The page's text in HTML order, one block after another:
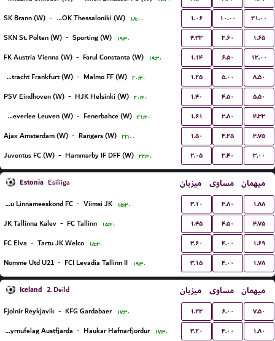
SK Brann (W) - FC PAOK Thessaloniki (W) ۱۸:۰۰ ۱.۰۶ ۱۰.۰۰ ۲۱.۰۰
SKN St. Polten (W) - Sporting (W) ۱۹:۳۰ ۴.۳۳ ۳.۶۰ ۱.۶۵
FK Austria Vienna (W) - Farul Constanta (W) ۱۹:۳۰ ۱.۱۴ ۶.۵۰ ۱۲.۰۰
Eintracht Frankfurt (W) - Malmo FF (W) ۲۰:۳۰ ۱.۲۵ ۵.۰۰ ۸.۵۰
PSV Eindhoven (W) - HJK Helsinki (W) ۲۰:۳۰ ۱.۴۰ ۴.۵۰ ۵.۵۰
Oud-Heverlee Leuven (W) - Fenerbahce (W) ۲۱:۳۰ ۱.۶۱ ۳.۸۰ ۴.۳۳
Ajax Amsterdam (W) - Rangers (W) ۲۲:۰۰ ۱.۵۰ ۴.۲۵ ۴.۷۵
Juventus FC (W) - Hammarby IF DFF (W) ۲۲:۳۰ ۲.۰۵ ۳.۴۰ ۳.۰۰
Estonia Esiliiga میزبان مساوی میهمان
Maardu Linnameeskond FC - Viimsi JK ۱۵:۳۰ ۳.۱۰ ۳.۸۰ ۱.۸۸
JK Tallinna Kalev - FC Tallinn ۱۵:۳۰ ۱.۴۵ ۴.۵۰ ۴.۷۵
FC Elva - Tartu JK Welco ۱۵:۳۰ ۳.۶۰ ۴.۰۰ ۱.۶۹
Nomme Utd U21 - FCI Levadia Tallinn II ۱۹:۳۰ ۳.۱۵ ۴.۰۰ ۱.۷۸
Iceland 2. Deild میزبان مساوی میهمان
Fjolnir Reykjavik - KFG Gardabaer ۱۷:۳۰ ۱.۲۲ ۶.۰۰ ۷.۵۰
Knattspyrnufelag Austfjarda - Haukar Hafnarfjordur ۱۷:۳۰ ۳.۲۰ ۴.۰۰ ۱.۸۰